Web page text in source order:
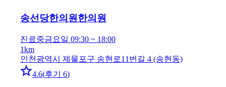
송선당한의원 한의원
진료중금요일 09:30 ~ 18:00
1km
인천광역시 제물포구 송현로11번길 4 (송현동)
4.6(후기 6)